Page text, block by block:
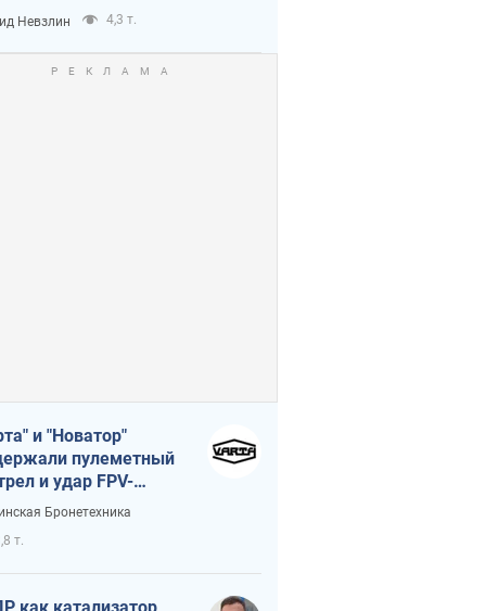
Невзлин 4,3 т.
и "Новатор"
пулеметный
и удар FPV-
сохранив жизнь
Бронетехника
т.